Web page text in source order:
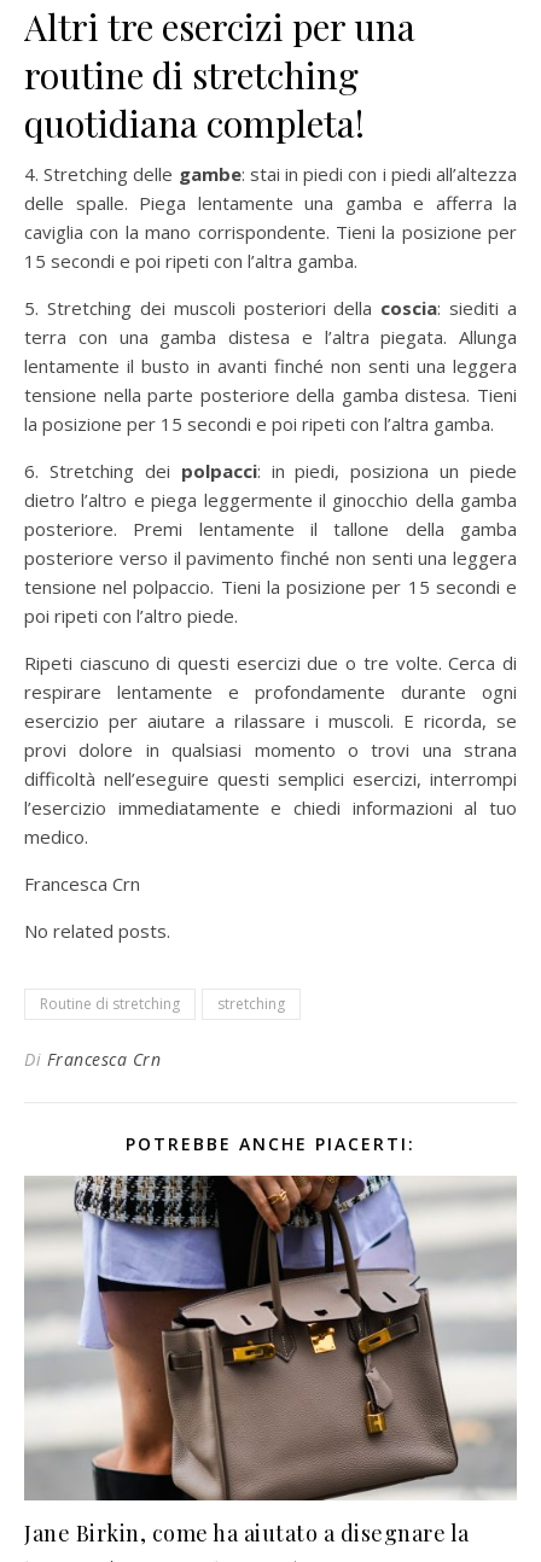
Altri tre esercizi per una
routine di stretching
quotidiana completa!
4. Stretching delle gambe: stai in piedi con i piedi all’altezza
delle spalle. Piega lentamente una gamba e afferra la
caviglia con la mano corrispondente. Tieni la posizione per
15 secondi e poi ripeti con l’altra gamba.
5. Stretching dei muscoli posteriori della coscia: siediti a
terra con una gamba distesa e l’altra piegata. Allunga
lentamente il busto in avanti finché non senti una leggera
tensione nella parte posteriore della gamba distesa. Tieni
la posizione per 15 secondi e poi ripeti con l’altra gamba.
6. Stretching dei polpacci: in piedi, posiziona un piede
dietro l’altro e piega leggermente il ginocchio della gamba
posteriore. Premi lentamente il tallone della gamba
posteriore verso il pavimento finché non senti una leggera
tensione nel polpaccio. Tieni la posizione per 15 secondi e
poi ripeti con l’altro piede.
Ripeti ciascuno di questi esercizi due o tre volte. Cerca di
respirare lentamente e profondamente durante ogni
esercizio per aiutare a rilassare i muscoli. E ricorda, se
provi dolore in qualsiasi momento o trovi una strana
difficoltà nell’eseguire questi semplici esercizi, interrompi
l’esercizio immediatamente e chiedi informazioni al tuo
medico.
Francesca Crn
No related posts.
Routine di stretching stretching
Di Francesca Crn
POTREBBE ANCHE PIACERTI:
Jane Birkin, come ha aiutato a disegnare la